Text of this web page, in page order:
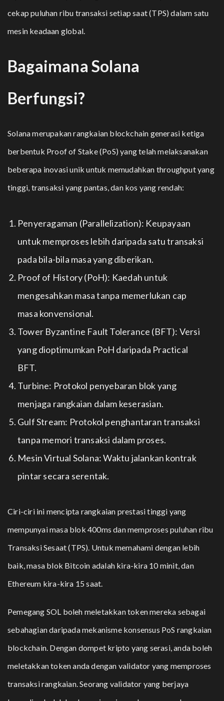
cekap puluhan ribu transaksi setiap saat (TPS) dalam satu
mesin keadaan global.
Bagaimana Solana
Berfungsi?
Solana merupakan rangkaian blockchain generasi ketiga
berbentuk Proof of Stake (PoS) yang telah melaksanakan
beberapa inovasi unik untuk memudahkan throughput yang
tinggi, transaksi yang pantas, dan kos yang rendah:
Penyeragaman (Parallelization): Keupayaan
untuk memproses lebih daripada satu transaksi
pada bila-bila masa yang diberikan.
Proof of History (PoH): Kaedah untuk
mengesahkan masa tanpa memerlukan cap
masa konvensional.
Tower Byzantine Fault Tolerance (BFT): Versi
yang dioptimumkan PoH daripada Practical
BFT.
Turbine: Protokol penyebaran blok yang
menjaga rangkaian dalam keserasian.
Gulf Stream: Protokol penghantaran transaksi
tanpa memori transaksi dalam proses.
Mesin Virtual Solana: Waktu jalankan kontrak
pintar secara serentak.
Ciri-ciri ini mencipta rangkaian prestasi tinggi yang
mempunyai masa blok 400ms dan memproses puluhan ribu
Transaksi Sesaat (TPS). Untuk memahami dengan lebih
baik, masa blok Bitcoin adalah kira-kira 10 minit, dan
Ethereum kira-kira 15 saat.
Pemegang SOL boleh meletakkan token mereka sebagai
sebahagian daripada mekanisme konsensus PoS rangkaian
blockchain. Dengan dompet kripto yang serasi, anda boleh
meletakkan token anda dengan validator yang memproses
transaksi rangkaian. Seorang validator yang berjaya